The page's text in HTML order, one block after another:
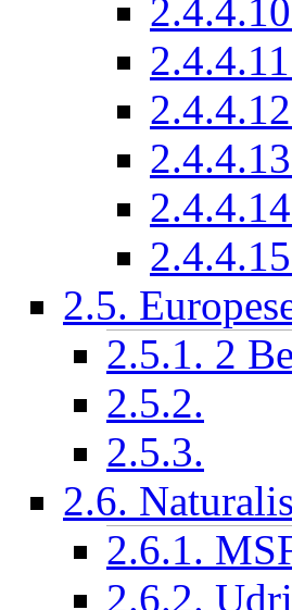
2.5.
2.5.1. 2
2.5.2.
2.5.3.
2.6.
2.6.1.
2.6.2.